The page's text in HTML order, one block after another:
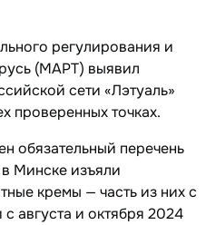
регулирования и
(МАРТ) выявил
сети «Лэтуаль»
проверенных точках.
обязательный перечень
Минске изъяли
кремы — часть из них с
августа и октября 2024